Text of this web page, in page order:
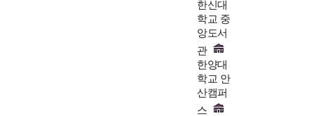
한신대
학교 중
앙도서
관
한양대
학교 안
산캠퍼
스